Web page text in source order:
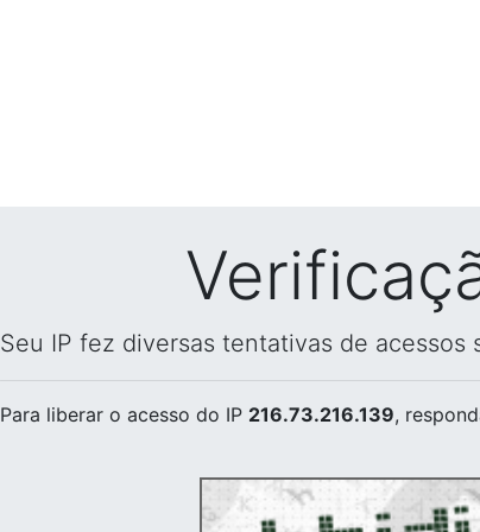
Seu IP fez diversas tentativas de
Para liberar o acesso do IP 216.73.216.139,